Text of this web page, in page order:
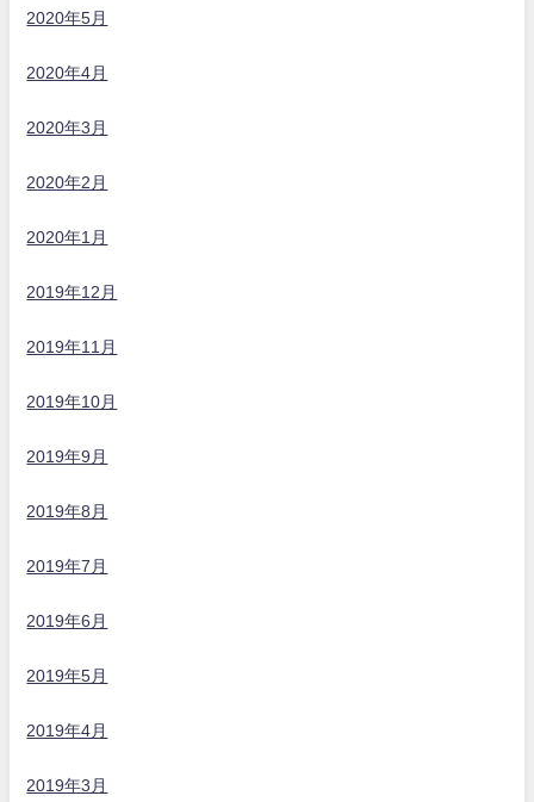
2020年5月
2020年4月
2020年3月
2020年2月
2020年1月
2019年12月
2019年11月
2019年10月
2019年9月
2019年8月
2019年7月
2019年6月
2019年5月
2019年4月
2019年3月